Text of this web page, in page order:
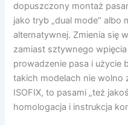
dopuszczony montaż
jako tryb „dual mode” albo
alternatywnej. Zmienia się
zamiast sztywnego
prowadzenie pasa i użycie
takich modelach nie wolno
ISOFIX, to pasami „też
homologacja i instrukcja